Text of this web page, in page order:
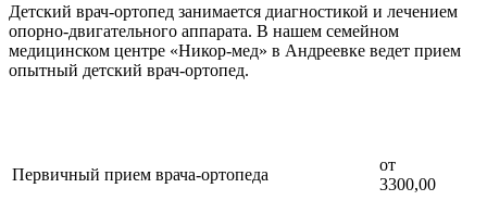
Детский врач-ортопед занимается диагностикой и лечением
опорно-двигательного аппарата. В нашем семейном
медицинском центре «Никор-мед» в Андреевке ведет прием
опытный детский врач-ортопед.
Первичный прием врача-ортопеда
от
3300,00